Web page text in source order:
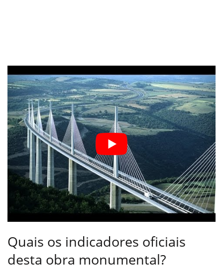
Quais os indicadores oficiais
desta obra monumental?